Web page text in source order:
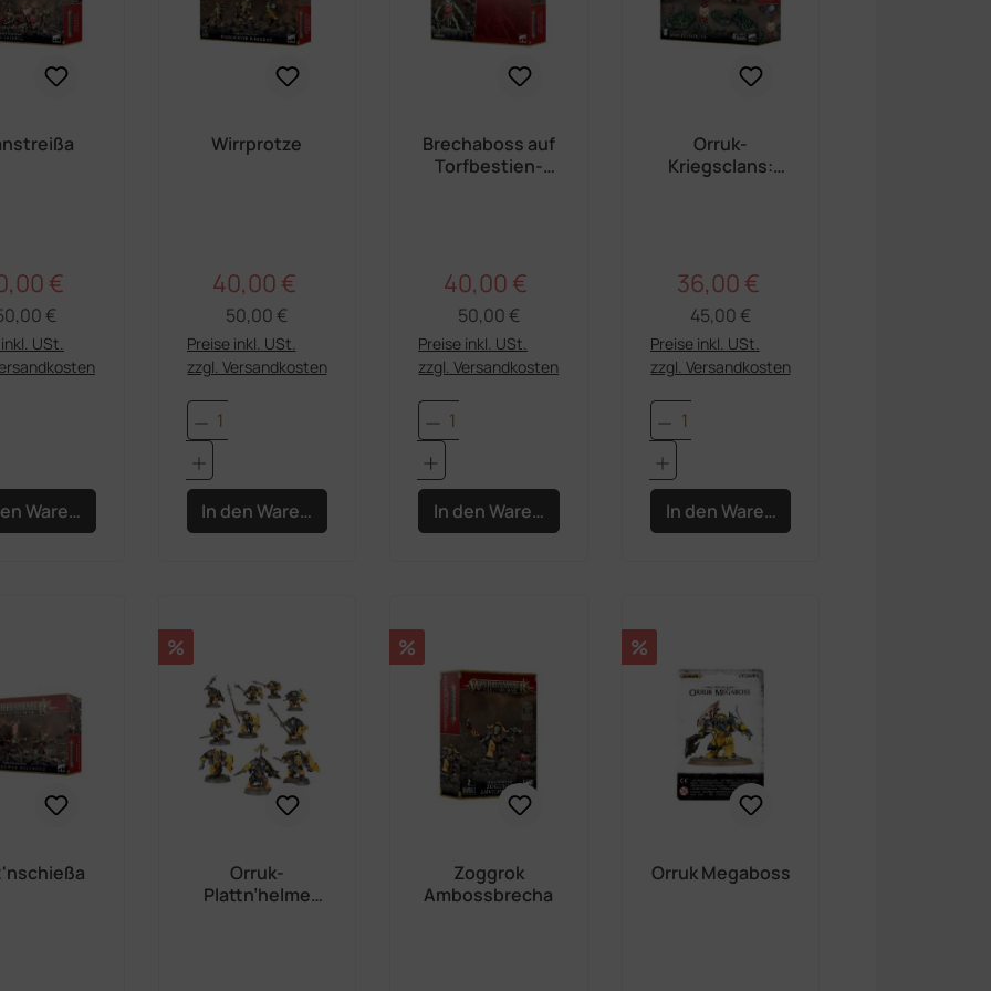
€
€
USt.
Anzahl: Gib den gewünschten Wert ein oder benutze die Schaltflächen um
Warenkorb
Wirrprotze
Verkaufspreis:
40,00 €
50,00 €
Preise inkl. USt.
zzgl. Versandkosten
Produkt Anzahl: Gib den gewünschten Wert ein oder benutze
In den Warenkorb
Brechaboss auf
Torfbestien-
Verkaufspreis:
40,00 €
50,00 €
Preise inkl. USt.
zzgl. Versandkosten
Produkt Anzahl: Gib den gewünschten Wert
In den Warenkorb
Orruk-
Kriegsclans:
Verkaufspreis:
36,00 €
45,00 €
Preise inkl. USt.
zzgl. Versandkosten
Produkt Anzahl: Gib den
In den Warenkorb
Rabatt
%
Orruk-
Plattn’helme
Rabatt
%
Zoggrok
Ambossbrecha
Rabatt
%
Orruk Megaboss